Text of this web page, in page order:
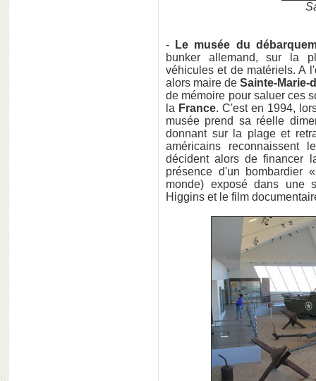
-
Le musée du
bunker allemand, sur la
véhicules et de matériels. A
alors maire deSainte-Marie-
de mémoire pour saluer ces
la France. C'est en 1994,
musée prend sa réelle
donnant sur la plage et
américains reconnaissent
décident alors de financer
présence d'un
monde) exposé dans une
Higgins et le film